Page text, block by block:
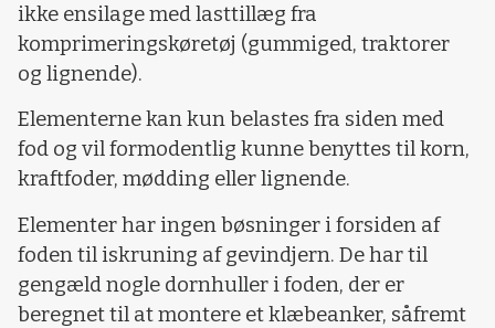
ikke ensilage med lasttillæg fra
komprimeringskøretøj (gummiged, traktorer
og lignende).
Elementerne kan kun belastes fra siden med
fod og vil formodentlig kunne benyttes til korn,
kraftfoder, mødding eller lignende.
Elementer har ingen bøsninger i forsiden af
foden til iskruning af gevindjern. De har til
gengæld nogle dornhuller i foden, der er
beregnet til at montere et klæbeanker, såfremt